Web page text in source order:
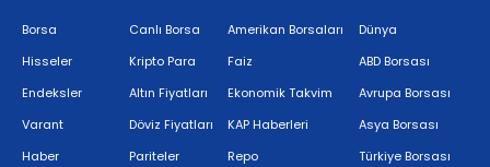
Borsa
Hisseler
Endeksler
Varant
Haber
Canlı Borsa
Kripto Para
Altın Fiyatları
Döviz Fiyatları
Pariteler
Amerikan Borsaları
Faiz
Ekonomik Takvim
KAP Haberleri
Repo
Dünya
ABD Borsası
Avrupa Borsası
Asya Borsası
Türkiye Borsası